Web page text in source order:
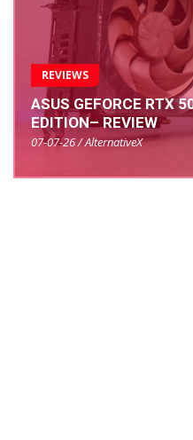
REVIEWS
ASUS GEFORCE RTX
EDITION– REVIEW
07-07-26 / AlternativeX